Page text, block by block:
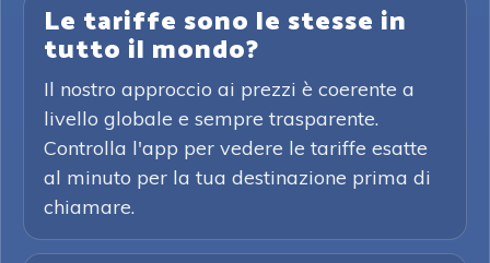
Le tariffe sono le stesse in
tutto il mondo?
Il nostro approccio ai prezzi è coerente a
livello globale e sempre trasparente.
Controlla l'app per vedere le tariffe esatte
al minuto per la tua destinazione prima di
chiamare.